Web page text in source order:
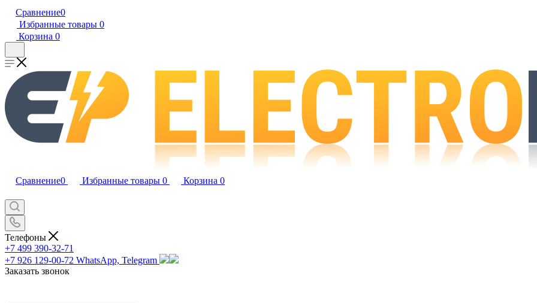
Сравнение0
Избранные товары 0
Корзина 0
Сравнение0 Избранные товары 0 Корзина 0
Телефоны
+7 499 390-32-71
+7 926 129-00-72 WhatsApp, Telegram
Заказать звонок